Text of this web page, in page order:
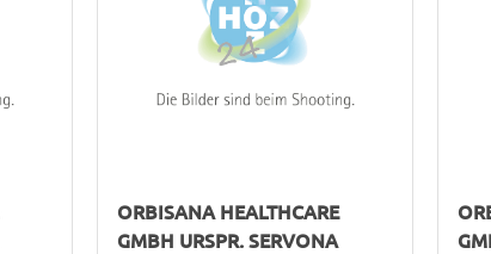
ORBISANA HEALTHCARE
GMBH URSPR. SERVONA